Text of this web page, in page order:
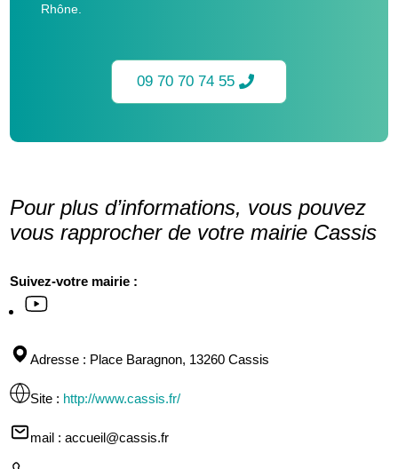
Rhône.
09 70 70 74 55
Pour plus d’informations, vous pouvez
vous rapprocher de votre mairie Cassis
Suivez-votre mairie :
Adresse : Place Baragnon, 13260 Cassis
Site : http://www.cassis.fr/
mail : accueil@cassis.fr